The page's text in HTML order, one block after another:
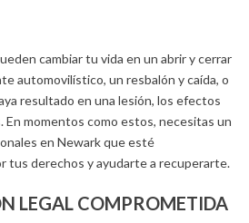
cambiar tu vida en un abrir y cerrar
automovilístico, un resbalón y caída, o
resultado en una lesión, los efectos
momentos como estos, necesitas un
en Newark que esté
tus derechos y ayudarte a recuperarte.
LEGAL COMPROMETIDA